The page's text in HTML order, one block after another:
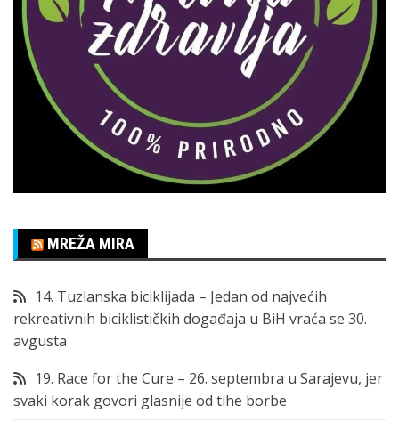
MREŽA MIRA
14. Tuzlanska biciklijada – Jedan od najvećih
rekreativnih biciklističkih događaja u BiH vraća se 30.
avgusta
19. Race for the Cure – 26. septembra u Sarajevu, jer
svaki korak govori glasnije od tihe borbe